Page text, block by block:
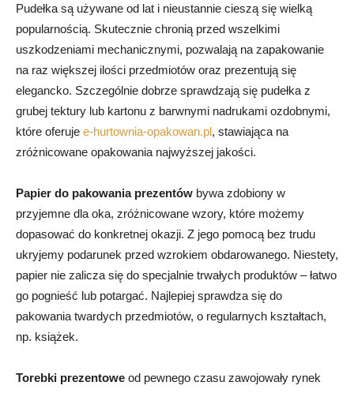
Pudełka są używane od lat i nieustannie cieszą się wielką
popularnością. Skutecznie chronią przed wszelkimi
uszkodzeniami mechanicznymi, pozwalają na zapakowanie
na raz większej ilości przedmiotów oraz prezentują się
elegancko. Szczególnie dobrze sprawdzają się pudełka z
grubej tektury lub kartonu z barwnymi nadrukami ozdobnymi,
które oferuje e-hurtownia-opakowan.pl, stawiająca na
zróżnicowane opakowania najwyższej jakości.
Papier do pakowania prezentów bywa zdobiony w
przyjemne dla oka, zróżnicowane wzory, które możemy
dopasować do konkretnej okazji. Z jego pomocą bez trudu
ukryjemy podarunek przed wzrokiem obdarowanego. Niestety,
papier nie zalicza się do specjalnie trwałych produktów – łatwo
go pognieść lub potargać. Najlepiej sprawdza się do
pakowania twardych przedmiotów, o regularnych kształtach,
np. książek.
Torebki prezentowe od pewnego czasu zawojowały rynek